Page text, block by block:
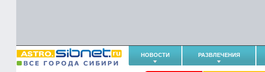
НОВОСТИ РАЗВЛЕЧЕНИЯ